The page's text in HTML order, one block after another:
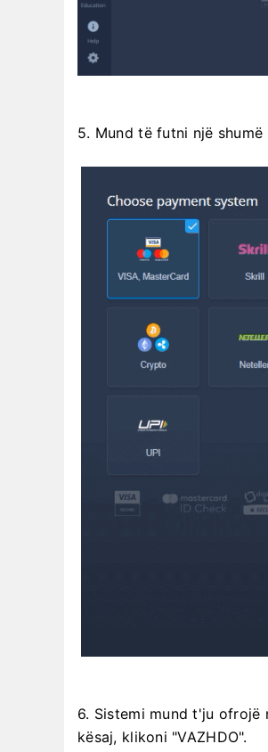
5. Mund të futni një
6. Sistemi mund t'ju
kësaj, klikoni "VAZHDO".